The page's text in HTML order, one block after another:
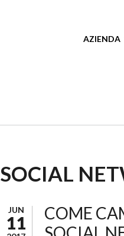
AZIENDA
SOCIAL
JUN
11
COME